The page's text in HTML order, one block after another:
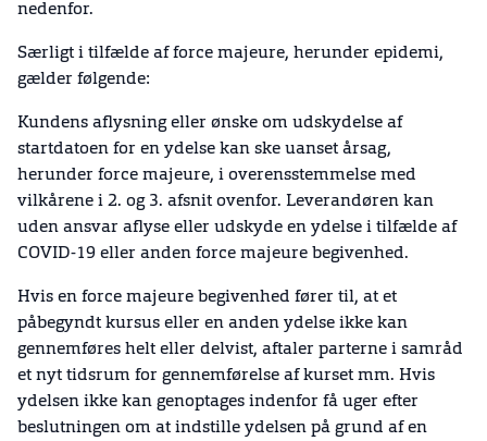
nedenfor.
Særligt i tilfælde af force majeure, herunder epidemi,
gælder følgende:
Kundens aflysning eller ønske om udskydelse af
startdatoen for en ydelse kan ske uanset årsag,
herunder force majeure, i overensstemmelse med
vilkårene i 2. og 3. afsnit ovenfor. Leverandøren kan
uden ansvar aflyse eller udskyde en ydelse i tilfælde af
COVID-19 eller anden force majeure begivenhed.
Hvis en force majeure begivenhed fører til, at et
påbegyndt kursus eller en anden ydelse ikke kan
gennemføres helt eller delvist, aftaler parterne i samråd
et nyt tidsrum for gennemførelse af kurset mm. Hvis
ydelsen ikke kan genoptages indenfor få uger efter
beslutningen om at indstille ydelsen på grund af en